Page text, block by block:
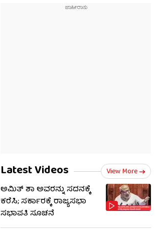
Latest Videos View More
ಅಮಿತ್ ಶಾ ಅವರನ್ನು ಸದನಕ್ಕೆ
ಕರೆಸಿ; ಸರ್ಕಾರಕ್ಕೆ ರಾಜ್ಯಸಭಾ
ಸಭಾಪತಿ ಸೂಚನೆ